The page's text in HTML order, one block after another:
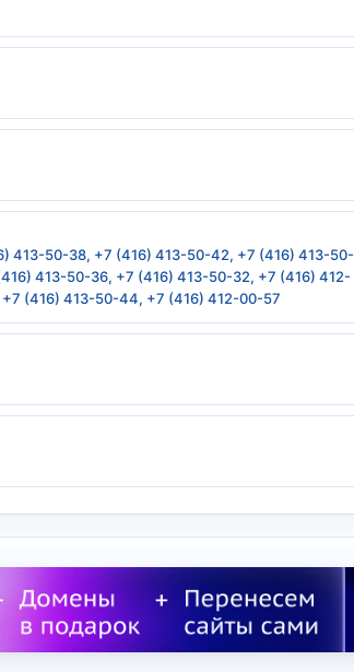
413-50-38, +7 (416) 413-50-42, +7 (416) 413-50-
413-50-36, +7 (416) 413-50-32, +7 (416) 412-
(416) 413-50-44, +7 (416) 412-00-57